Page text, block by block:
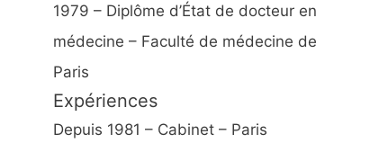
1979 – Diplôme d’État de docteur en
médecine – Faculté de médecine de
Paris
Expériences
Depuis 1981 – Cabinet – Paris